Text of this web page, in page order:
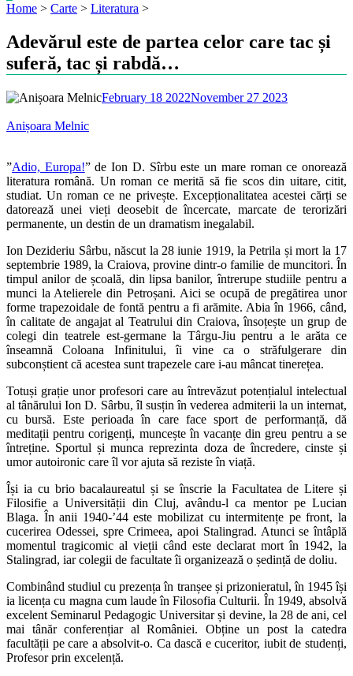
Home > Carte > Literatura >
Adevărul este de partea celor care tac și
suferă, tac și rabdă…
February 18 2022November 27 2023
Anișoara Melnic
”Adio, Europa!” de Ion D. Sîrbu este un mare roman ce onorează
literatura română. Un roman ce merită să fie scos din uitare, citit,
studiat. Un roman ce ne privește. Excepționalitatea acestei cărți se
datorează unei vieți deosebit de încercate, marcate de terorizări
permanente, un destin de un dramatism inegalabil.
Ion Dezideriu Sârbu, născut la 28 iunie 1919, la Petrila și mort la 17
septembrie 1989, la Craiova, provine dintr-o familie de muncitori. În
timpul anilor de școală, din lipsa banilor, întrerupe studiile pentru a
munci la Atelierele din Petroșani. Aici se ocupă de pregătirea unor
forme trapezoidale de fontă pentru a fi arămite. Abia în 1966, când,
în calitate de angajat al Teatrului din Craiova, însoțește un grup de
colegi din teatrele est-germane la Târgu-Jiu pentru a le arăta ce
înseamnă Coloana Infinitului, îi vine ca o străfulgerare din
subconștient că acestea sunt trapezele care i-au mâncat tinerețea.
Totuși grație unor profesori care au întrevăzut potențialul intelectual
al tânărului Ion D. Sârbu, îl susțin în vederea admiterii la un internat,
cu bursă. Este perioada în care face sport de performanță, dă
meditații pentru corigenți, muncește în vacanțe din greu pentru a se
întreține. Sportul și munca reprezinta doza de încredere, cinste și
umor autoironic care îl vor ajuta să reziste în viață.
Își ia cu brio bacalaureatul și se înscrie la Facultatea de Litere și
Filosifie a Universității din Cluj, avându-l ca mentor pe Lucian
Blaga. În anii 1940-’44 este mobilizat cu intermitențe pe front, la
cucerirea Odessei, spre Crimeea, apoi Stalingrad. Atunci se întâplă
momentul tragicomic al vieții când este declarat mort în 1942, la
Stalingrad, iar colegii de facultate îi organizează o ședință de doliu.
Combinând studiul cu prezența în tranșee și prizonieratul, în 1945 își
ia licența cu magna cum laude în Filosofia Culturii. În 1949, absolvă
excelent Seminarul Pedagogic Universitar și devine, la 28 de ani, cel
mai tânăr conferențiar al României. Obține un post la catedra
facultății pe care a absolvit-o. Ca dască e cuceritor, iubit de studenți,
Profesor prin excelență.